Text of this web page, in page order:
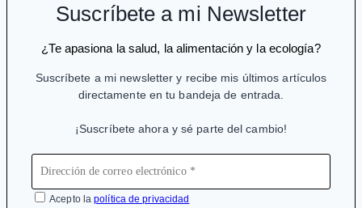
Suscríbete a mi Newsletter
¿Te apasiona la salud, la alimentación y la ecología?
Suscríbete a mi newsletter y recibe mis últimos artículos
directamente en tu bandeja de entrada.
¡Suscríbete ahora y sé parte del cambio!
Acepto lapolítica de privacidad